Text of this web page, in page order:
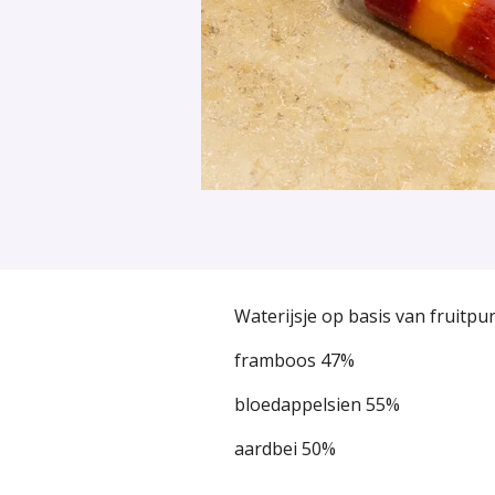
Waterijsje op basis van
framboos 47%
bloedappelsien 55%
aardbei 50%